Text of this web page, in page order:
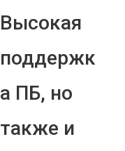
Высокая
поддержк
а ПБ, но
также и